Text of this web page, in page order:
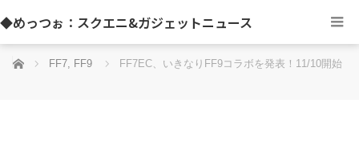
◆めっつぉ：スクエニ&ガジェットニュース
ホーム FF7, FF9 FF7EC、いきなりFF9コラボを発表！11/10開始